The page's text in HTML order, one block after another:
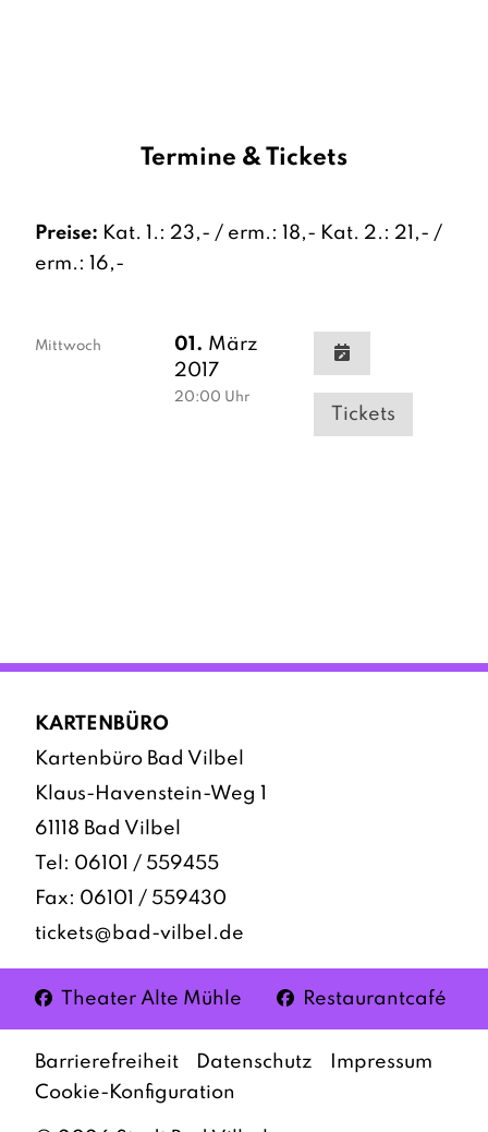
Termine & Tickets
Preise: Kat. 1.: 23,- / erm.: 18,- Kat. 2.: 21,- /
erm.: 16,-
Mittwoch 01. März
2017
20:00 Uhr
Tickets
KARTENBÜRO
Kartenbüro Bad Vilbel
Klaus-Havenstein-Weg 1
61118 Bad Vilbel
Tel: 06101 / 559455
Fax: 06101 / 559430
tickets@bad-vilbel.de
Facebook
Theater Alte Mühle Facebook
Restaurantcafé
Barrierefreiheit Datenschutz
Impressum
Cookie-Konfiguration